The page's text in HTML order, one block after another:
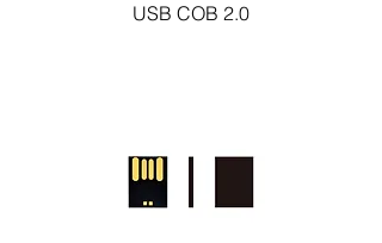
USB COB 2.0